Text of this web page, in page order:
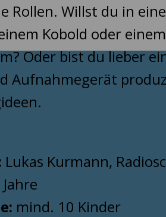
Rollen. Willst du in
Kobold oder
Oder bist du lieber
Aufnahmegerät
Lukas Kurmann,
mind. 10 Kinder